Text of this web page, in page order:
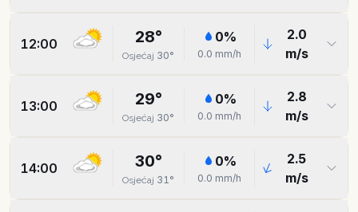
12:00 28°
Osjećaj 30°
0%
0.0 mm/h
2.0
m/s
13:00 29°
Osjećaj 30°
0%
0.0 mm/h
2.8
m/s
14:00 30°
Osjećaj 31°
0%
0.0 mm/h
2.5
m/s